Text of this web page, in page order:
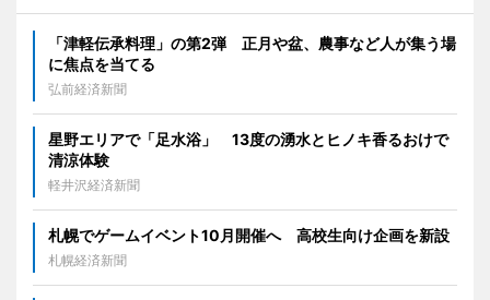
「津軽伝承料理」の第2弾 正月や盆、農事など人が集う場
に焦点を当てる
弘前経済新聞
星野エリアで「足水浴」 13度の湧水とヒノキ香るおけで
清涼体験
軽井沢経済新聞
札幌でゲームイベント10月開催へ 高校生向け企画を新設
札幌経済新聞